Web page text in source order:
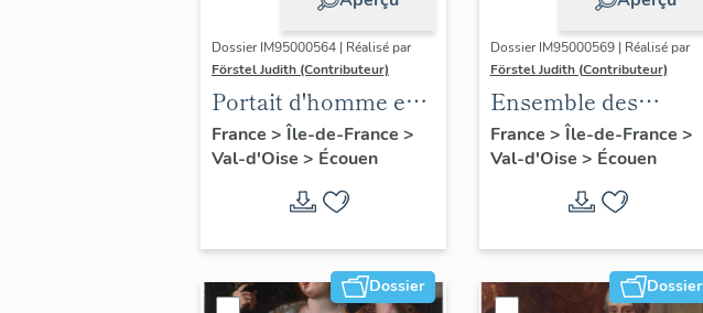
Dossier IM95000564 | Réalisé par
Förstel Judith (Contributeur)
Portait d'homme en
médaillon ovale.
France > Île-de-France >
Val-d'Oise > Écouen
Dossier IM95000569 | Réalisé par
Förstel Judith (Contributeur)
Ensemble des
verrières du XVIIIe
siècle
France > Île-de-France >
Val-d'Oise > Écouen
Dossier Dossier